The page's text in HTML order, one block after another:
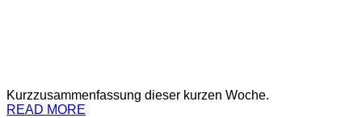
Kurzzusammenfassung dieser kurzen Woche.
READ MORE